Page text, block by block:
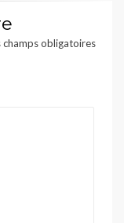
champs obligatoires